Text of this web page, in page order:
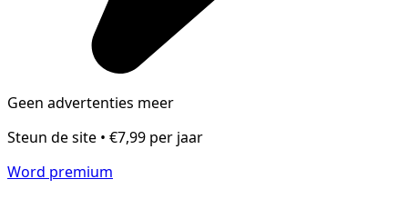
Geen advertenties meer
Steun de site • €7,99 per jaar
Word premium